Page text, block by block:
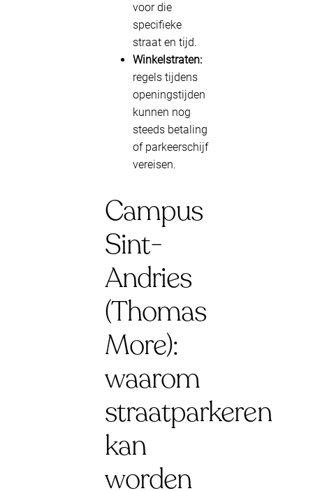
voor die
specifieke
straat en tijd.
Winkelstraten:
regels tijdens
openingstijden
kunnen nog
steeds betaling
of parkeerschijf
vereisen.
Campus
Sint-
Andries
(Thomas
More):
waarom
straatparkeren
kan
worden